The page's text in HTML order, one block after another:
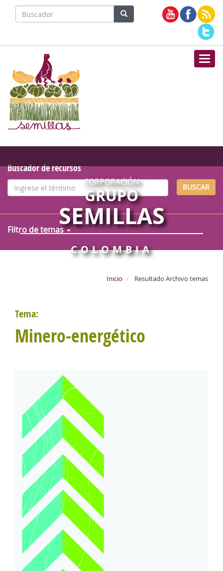
CORPORACIÓN
GRUPO
SEMILLAS
COLOMBIA
Buscador de recursos
BUSCAR
Filtro de temas
Inicio Resultado Archivo temas
Tema:
Minero-energético